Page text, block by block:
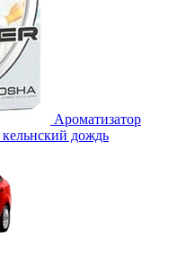
Ароматизатор
дождь